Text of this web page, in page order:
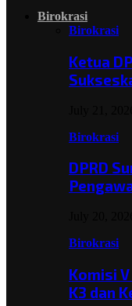
Birokrasi
Birokrasi
Ketua
Birokrasi
DPRD
Birokrasi
Komisi
K3 dan